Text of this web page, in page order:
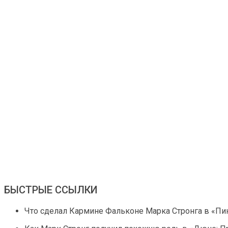
БЫСТРЫЕ ССЫЛКИ
Что сделал Кармине Фальконе Марка Стронга в